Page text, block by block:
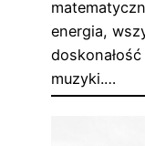
energia,
muzyki.…